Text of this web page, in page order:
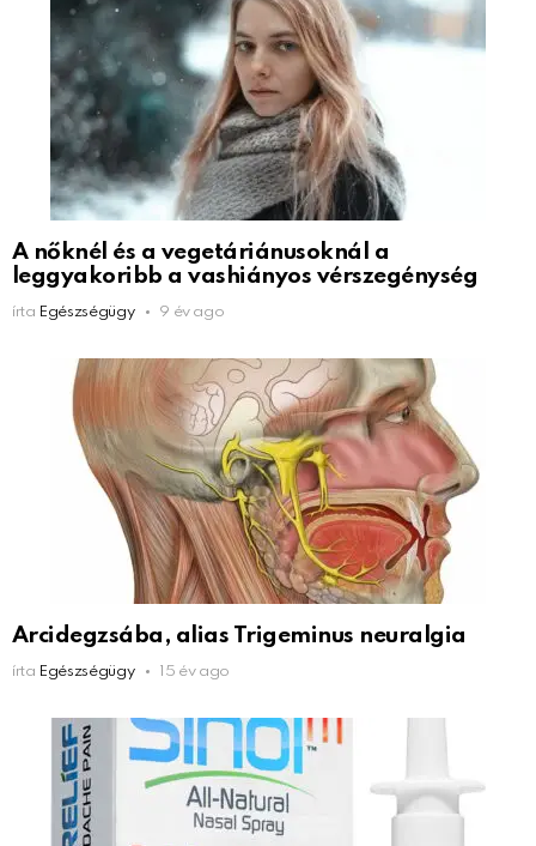
A nőknél és a vegetáriánusoknál a
leggyakoribb a vashiányos vérszegénység
írta Egészségügy 9 év ago
Arcidegzsába, alias Trigeminus neuralgia
írta Egészségügy 15 év ago